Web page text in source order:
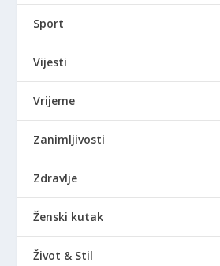
Sport
Vijesti
Vrijeme
Zanimljivosti
Zdravlje
Ženski kutak
Život & Stil